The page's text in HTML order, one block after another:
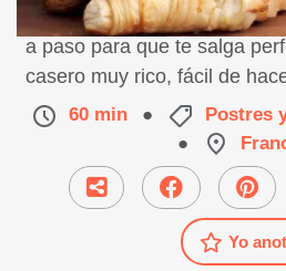
Receta de croissant sin
a paso para que te salga
casero muy rico, fácil de
60 min ● Postres
●
Yo